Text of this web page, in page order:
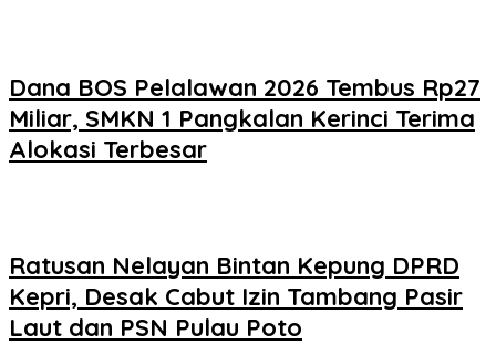
Dana BOS Pelalawan 2026 Tembus Rp27
Miliar, SMKN 1 Pangkalan Kerinci Terima
Alokasi Terbesar
Ratusan Nelayan Bintan Kepung DPRD
Kepri, Desak Cabut Izin Tambang Pasir
Laut dan PSN Pulau Poto